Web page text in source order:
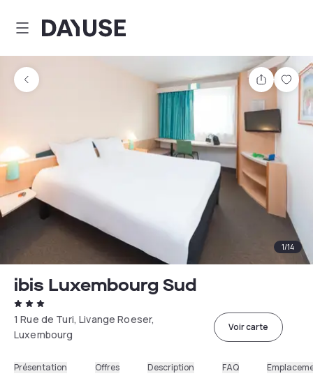
Dayuse
Partager
1/14
ibis Luxembourg Sud
1 Rue de Turi, Livange Roeser,
Luxembourg
Voir carte
Présentation Offres Description FAQ